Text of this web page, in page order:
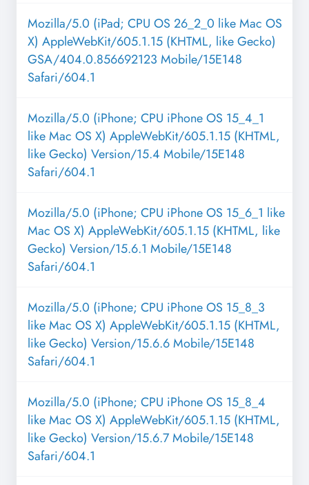
Mozilla/5.0 (iPad; CPU OS 26_2_0 like Mac OS
X) AppleWebKit/605.1.15 (KHTML, like Gecko)
GSA/404.0.856692123 Mobile/15E148
Safari/604.1
Mozilla/5.0 (iPhone; CPU iPhone OS 15_4_1
like Mac OS X) AppleWebKit/605.1.15 (KHTML,
like Gecko) Version/15.4 Mobile/15E148
Safari/604.1
Mozilla/5.0 (iPhone; CPU iPhone OS 15_6_1 like
Mac OS X) AppleWebKit/605.1.15 (KHTML, like
Gecko) Version/15.6.1 Mobile/15E148
Safari/604.1
Mozilla/5.0 (iPhone; CPU iPhone OS 15_8_3
like Mac OS X) AppleWebKit/605.1.15 (KHTML,
like Gecko) Version/15.6.6 Mobile/15E148
Safari/604.1
Mozilla/5.0 (iPhone; CPU iPhone OS 15_8_4
like Mac OS X) AppleWebKit/605.1.15 (KHTML,
like Gecko) Version/15.6.7 Mobile/15E148
Safari/604.1